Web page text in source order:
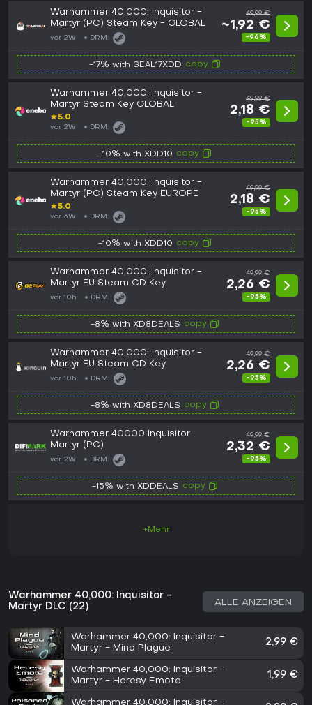
Warhammer 40,000: Inquisitor -
Martyr (PC) Steam Key - GLOBAL
vor 2W DRM:
49,99 €
~1,92 €
-96%
-17% with SEAL17XDD copy
Warhammer 40,000: Inquisitor -
Martyr Steam Key GLOBAL
★5.0
vor 2W DRM:
49,99 €
2,18 €
-95%
-10% with XDD10 copy
Warhammer 40,000: Inquisitor -
Martyr (PC) Steam Key EUROPE
★5.0
vor 3W DRM:
49,99 €
2,18 €
-95%
-10% with XDD10 copy
Warhammer 40,000: Inquisitor -
Martyr EU Steam CD Key
vor 10h DRM:
49,99 €
2,26 €
-95%
-8% with XD8DEALS copy
Warhammer 40,000: Inquisitor -
Martyr EU Steam CD Key
vor 10h DRM:
49,99 €
2,26 €
-95%
-8% with XD8DEALS copy
Warhammer 40000 Inquisitor
Martyr (PC)
vor 2W DRM:
49,99 €
2,32 €
-95%
-15% with XDDEALS copy
+Mehr
Warhammer 40,000: Inquisitor -
Martyr DLC (22)
ALLE ANZEIGEN
Warhammer 40,000: Inquisitor -
Martyr - Mind Plague
2,99 €
Warhammer 40,000: Inquisitor -
Martyr - Heresy Emote
1,99 €
Warhammer 40,000: Inquisitor -